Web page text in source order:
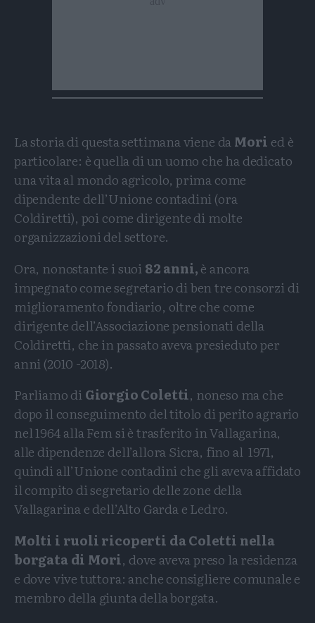
La storia di questa settimana viene daMori ed è
particolare: è quella di un uomo che ha dedicato
una vita al mondo agricolo, prima come
dipendente dell’Unione contadini (ora
Coldiretti), poi come dirigente di molte
organizzazioni del settore.
Ora, nonostante i suoi 82 anni,è ancora
impegnato come segretario di ben tre consorzi di
miglioramento fondiario, oltre che come
dirigente dell’Associazione pensionati della
Coldiretti, che in passato aveva presieduto per
anni (2010 -2018).
Parliamo di Giorgio Coletti, noneso ma che
dopo il conseguimento del titolo di perito agrario
nel 1964 alla Fem si è trasferito in Vallagarina,
alle dipendenze dell’allora Sicra, fino al 1971,
quindi all’Unione contadini che gli aveva affidato
il compito di segretario delle zone della
Vallagarina e dell’Alto Garda e Ledro.
Molti i ruoli ricoperti da Coletti nella
borgata di Mori, dove aveva preso la residenza
e dove vive tuttora: anche consigliere comunale e
membro della giunta della borgata.